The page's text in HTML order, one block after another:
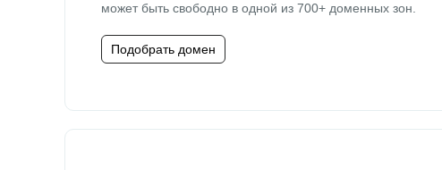
может быть свободно в одной из 700+ доменных зон.
Подобрать домен